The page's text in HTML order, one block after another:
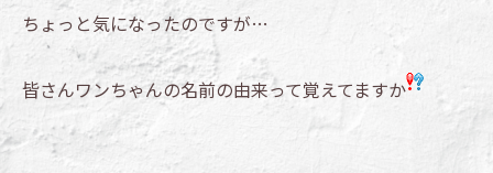
ちょっと気になったのですが…
皆さんワンちゃんの名前の由来って覚えてますか